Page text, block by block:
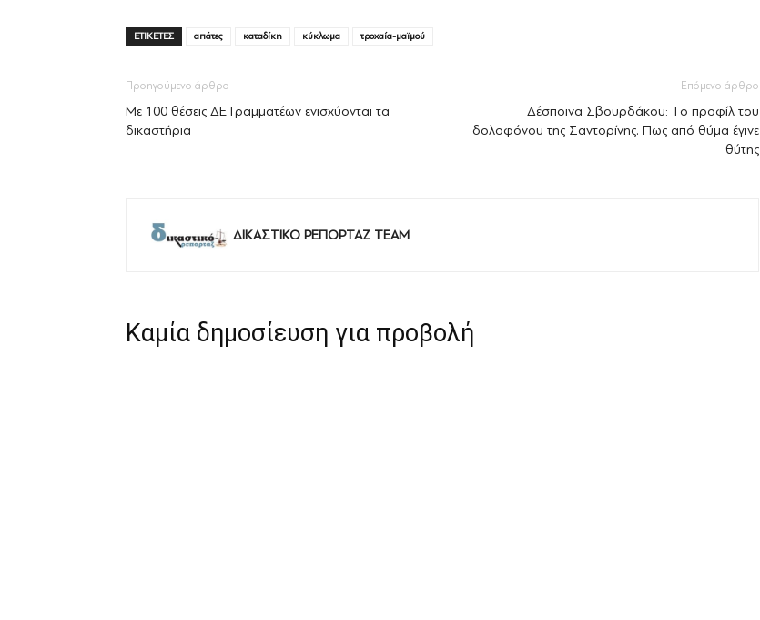
ΕΤΙΚΕΤΕΣ απάτες καταδίκη κύκλωμα τροχαία-μαϊμού
Προηγούμενο άρθρο
Με 100 θέσεις ΔΕ Γραμματέων ενισχύoνται τα
δικαστήρια
Επόμενο άρθρο
Δέσποινα Σβουρδάκου: Το προφίλ του
δολοφόνου της Σαντορίνης. Πως από θύμα έγινε
θύτης
ΔΙΚΑΣΤΙΚΟ ΡΕΠΟΡΤΑΖ TEAM
Καμία δημοσίευση για προβολή